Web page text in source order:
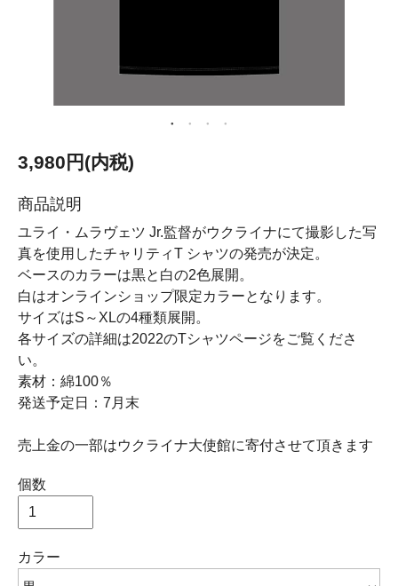
3,980円(内税)
商品説明
ユライ・ムラヴェツ Jr.監督がウクライナにて撮影した写
真を使用したチャリティT シャツの発売が決定。
ベースのカラーは黒と白の2色展開。
白はオンラインショップ限定カラーとなります。
サイズはS～XLの4種類展開。
各サイズの詳細は2022のTシャツページをご覧くださ
い。
素材：綿100％
発送予定日：7月末
売上金の一部はウクライナ大使館に寄付させて頂きます
個数
カラー